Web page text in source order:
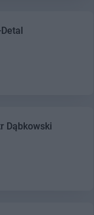
Dąbkowski